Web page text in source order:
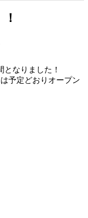
なりました！
予定どおりオープン